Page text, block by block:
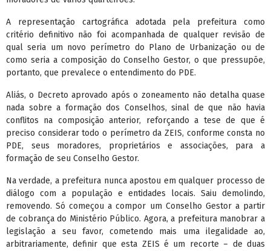
A representação cartográfica adotada pela prefeitura como
critério definitivo não foi acompanhada de qualquer revisão de
qual seria um novo perímetro do Plano de Urbanização ou de
como seria a composição do Conselho Gestor, o que pressupõe,
portanto, que prevalece o entendimento do PDE.
Aliás, o Decreto aprovado após o zoneamento não detalha quase
nada sobre a formação dos Conselhos, sinal de que não havia
conflitos na composição anterior, reforçando a tese de que é
preciso considerar todo o perímetro da ZEIS, conforme consta no
PDE, seus moradores, proprietários e associações, para a
formação de seu Conselho Gestor.
Na verdade, a prefeitura nunca apostou em qualquer processo de
diálogo com a população e entidades locais. Saiu demolindo,
removendo. Só começou a compor um Conselho Gestor a partir
de cobrança do Ministério Público. Agora, a prefeitura manobrar a
legislação a seu favor, cometendo mais uma ilegalidade ao,
arbitrariamente, definir que esta ZEIS é um recorte – de duas